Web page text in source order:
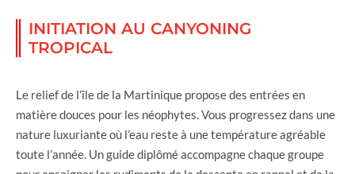
INITIATION AU CANYONING
TROPICAL
Le relief de l’île de la Martinique propose des entrées en
matière douces pour les néophytes. Vous progressez dans une
nature luxuriante où l’eau reste à une température agréable
toute l’année. Un guide diplômé accompagne chaque groupe